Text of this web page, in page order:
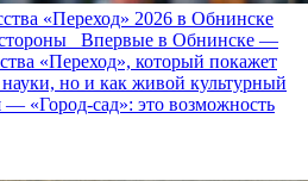
«Переход» 2026 в Обнинске
Впервые в Обнинске —
«Переход», который покажет
науки, но и как живой культурный
«Город‑сад»: это возможность